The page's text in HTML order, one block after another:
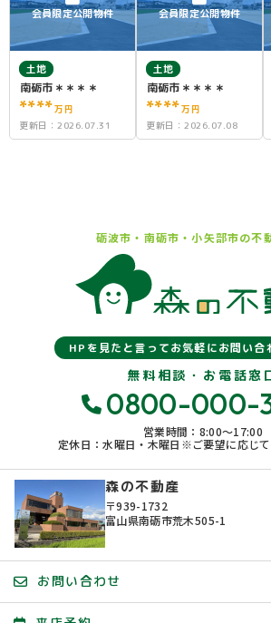
会員限定公開物件
土地
南砺市＊＊＊＊
****万円
更新日： 2026.07.31
会員限定公開物件
土地
南砺市＊＊＊＊
****万円
更新日： 2026.07.08
砺波市・南砺市・小矢部市の不
HPを見たと言ってお気軽にお問い合
無料相談・お電話窓
0800-000-
営業時間：8:00〜17:00
定休日：水曜日・木曜日※ご要望に応じて
森の不動産
〒939-1732
富山県南砺市荒木505-1
お問い合わせ